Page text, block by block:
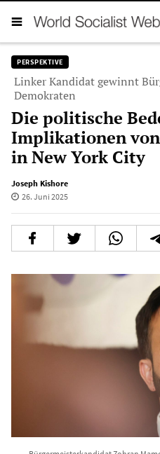
PERSPEKTIVE
Linker Kandidat gewinnt
Demokraten
Die politische
Implikationen
in New York City
Joseph Kishore
26. Juni 2025